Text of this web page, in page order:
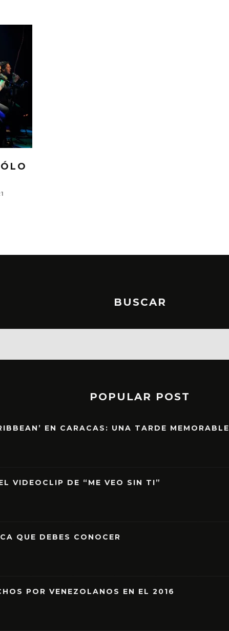
COMPARTE
EN LA CIUDAD’
7 AGOSTO, 2026
BUSCAR
POPULAR POST
EN CARACAS: UNA TARDE MEMORABLE
VIDEOCLIP DE “ME VEO SIN TI”
QUE DEBES CONOCER
POR VENEZOLANOS EN EL 2016